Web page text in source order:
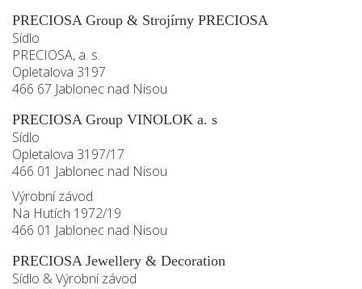
PRECIOSA Group & Strojírny PRECIOSA
Sídlo
PRECIOSA, a. s.
Opletalova 3197
466 67 Jablonec nad Nisou
PRECIOSA Group VINOLOK a. s
Sídlo
Opletalova 3197/17
466 01 Jablonec nad Nisou
Výrobní závod
Na Hutích 1972/19
466 01 Jablonec nad Nisou
PRECIOSA Jewellery & Decoration
Sídlo & Výrobní závod